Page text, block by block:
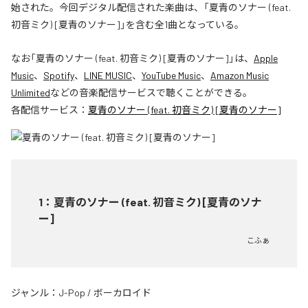
始された。今回デジタル配信された楽曲は、「夏青のソナー (feat.
初音ミク) [夏青のソナー]」を含む全1曲となっている。
なお「夏青のソナー (feat. 初音ミク) [夏青のソナー] 」は、 Apple
Music、 Spotify、 LINE MUSIC、 YouTube Music、 Amazon Music
Unlimitedなどの音楽配信サービスで聴くことができる。
各配信サービス： 夏青のソナー (feat. 初音ミク) [夏青のソナー]
1 ： 夏青のソナー (feat. 初音ミク) [夏青のソナ
ー]
こふぁ
ジャンル： J-Pop / ボーカロイド